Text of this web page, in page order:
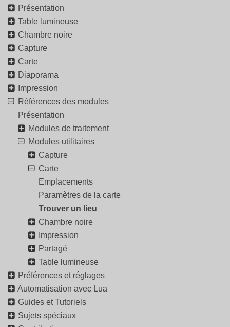
Présentation
Table lumineuse
Chambre noire
Capture
Carte
Diaporama
Impression
Références des modules
Présentation
Modules de traitement
Modules utilitaires
Capture
Carte
Emplacements
Paramètres de la carte
Trouver un lieu
Chambre noire
Impression
Partagé
Table lumineuse
Préférences et réglages
Automatisation avec Lua
Guides et Tutoriels
Sujets spéciaux